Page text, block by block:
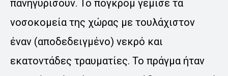
πανηγυρίσουν. Το πογκρόμ γέμισε τα
νοσοκομεία της χώρας με τουλάχιστον
έναν (αποδεδειγμένο) νεκρό και
εκατοντάδες τραυματίες. Το πράγμα ήταν